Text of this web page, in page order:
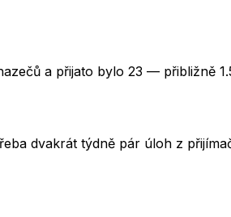
a přijato bylo 23 — přibližně
dvakrát týdně pár úloh z